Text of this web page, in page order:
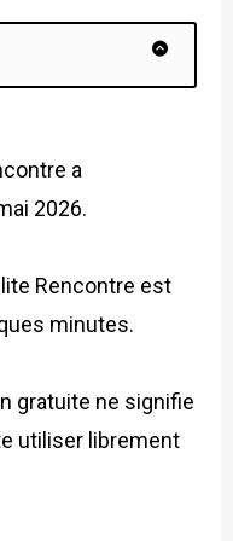
a
2026.
Rencontre est
minutes.
gratuite ne signifie
utiliser librement